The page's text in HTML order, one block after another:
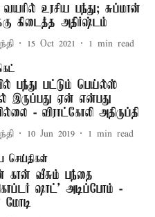
வயரில் உரசிய பந்து; சுப்மான்
கிடைத்த அதிர்ஷ்டம்
15 Oct 2021 1 min read
பந்து பட்டும் பெய்ல்ஸ்
இருப்பது ஏன் என்பது
- விராட்கோலி அதிருப்தி
10 Jun 2019 1 min read
செய்திகள்
கான் வீசும் பந்தை
ஷாட்’ அடிப்போம் -
மோடி